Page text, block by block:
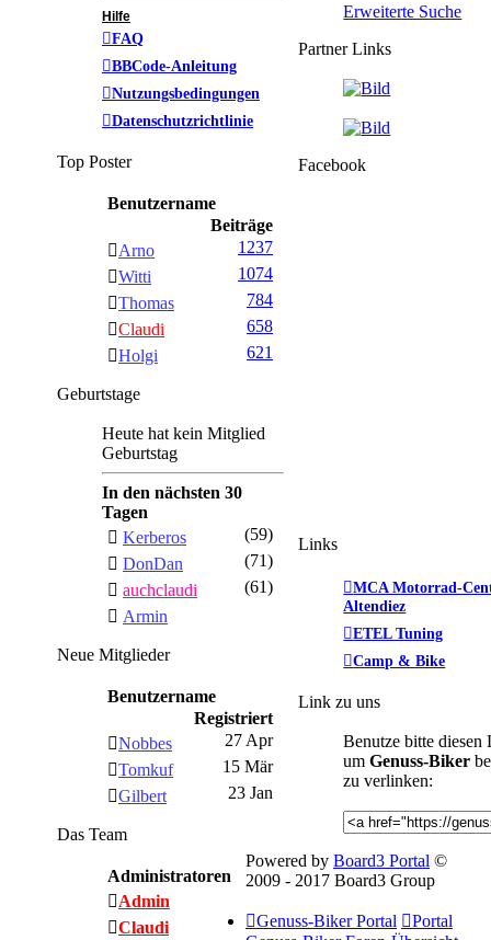
Hilfe
FAQ
BBCode-Anleitung
Nutzungsbedingungen
Datenschutzrichtlinie
Top Poster
Benutzername
Beiträge
Arno
1237
Witti
1074
Thomas
784
Claudi
658
Holgi
621
Geburtstage
Heute hat kein Mitglied
Geburtstag
In den nächsten 30
Tagen
Kerberos
(59)
DonDan
(71)
auchclaudi
(61)
Armin
Neue Mitglieder
Benutzername
Registriert
Nobbes
27 Apr
Tomkuf
15 Mär
Gilbert
23 Jan
Das Team
Administratoren
Admin
Claudi
Erweiterte Suche
Partner Links
Facebook
Links
MCA Motorrad-
Altendiez
ETEL Tuning
Camp & Bike
Link zu uns
Benutze bitte diesen
umGenuss-Biker
zu verlinken:
Powered by Board3 Portal ©
2009 - 2017 Board3 Group
Genuss-Biker Portal
Portal